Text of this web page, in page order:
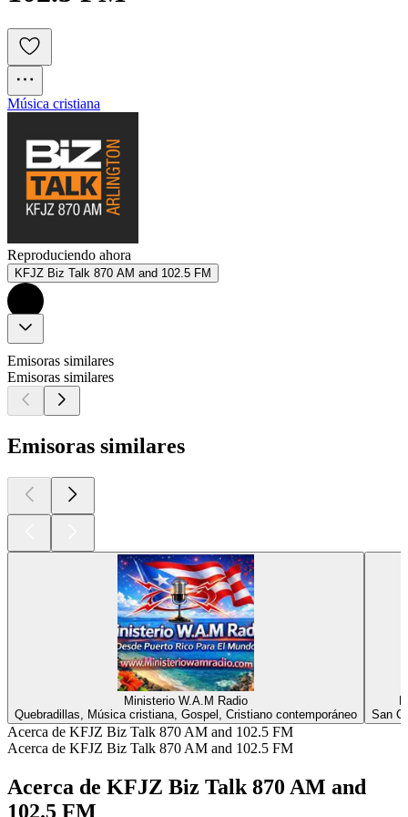
Música cristiana
Reproduciendo ahora
KFJZ Biz Talk 870 AM and 102.5 FM
Emisoras similares
Emisoras similares
Emisoras similares
Ministerio W.A.M Radio
Quebradillas, Música cristiana, Gospel, Cristiano contemporáneo
San
Acerca de KFJZ Biz Talk 870 AM and 102.5 FM
Acerca de KFJZ Biz Talk 870 AM and 102.5 FM
Acerca de KFJZ Biz Talk 870 AM and
102.5 FM